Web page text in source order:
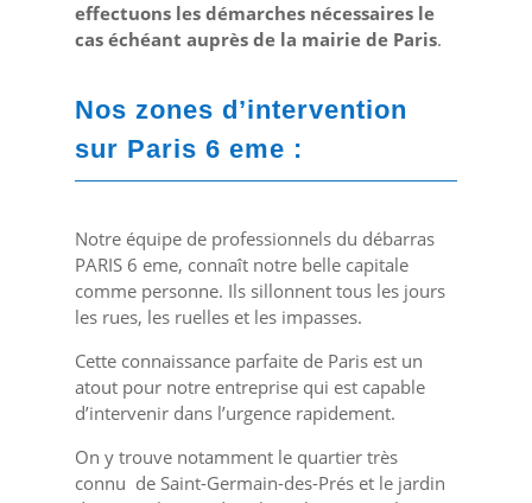
effectuons les démarches nécessaires le
cas échéant auprès de la mairie de Paris.
Nos zones d’intervention
sur Paris 6 eme :
Notre équipe de professionnels du débarras
PARIS 6 eme, connaît notre belle capitale
comme personne. Ils sillonnent tous les jours
les rues, les ruelles et les impasses.
Cette connaissance parfaite de Paris est un
atout pour notre entreprise qui est capable
d’intervenir dans l’urgence rapidement.
On y trouve notamment le quartier très
connu de Saint-Germain-des-Prés et le jardin